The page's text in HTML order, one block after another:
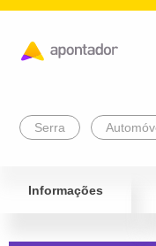
Serra
Informações